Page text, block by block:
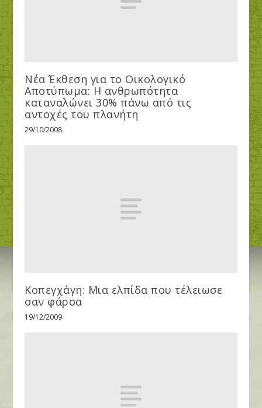
Νέα Έκθεση για το Οικολογικό
Αποτύπωμα: Η ανθρωπότητα
καταναλώνει 30% πάνω από τις
αντοχές του πλανήτη
29/10/2008
Κοπεγχάγη: Μια ελπίδα που τέλειωσε
σαν φάρσα
19/12/2009